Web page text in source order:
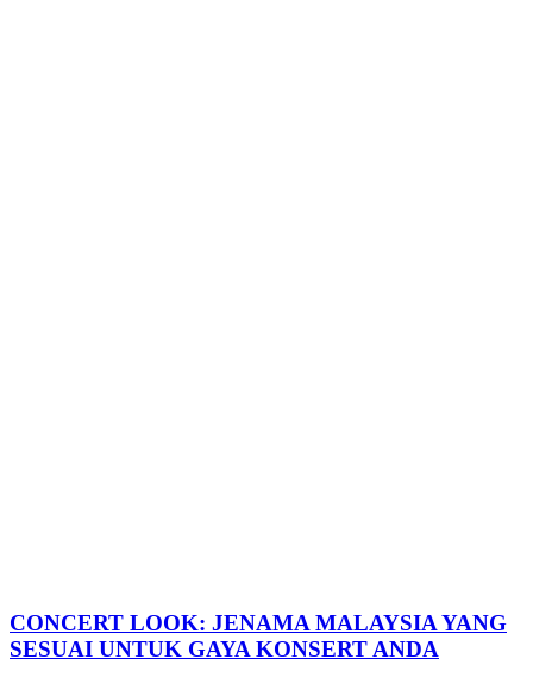
CONCERT LOOK: JENAMA MALAYSIA YANG
SESUAI UNTUK GAYA KONSERT ANDA